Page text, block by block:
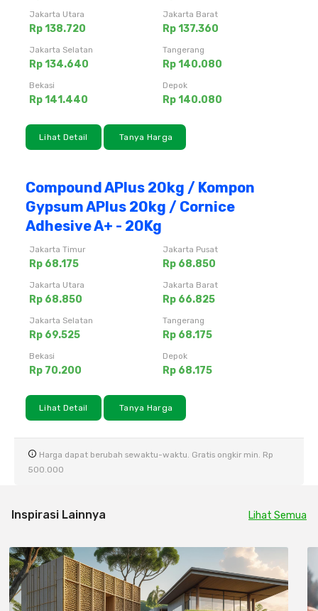
Jakarta Utara
Rp 138.720
Jakarta Barat
Rp 137.360
Jakarta Selatan
Rp 134.640
Tangerang
Rp 140.080
Bekasi
Rp 141.440
Depok
Rp 140.080
Lihat Detail Tanya Harga
Compound APlus 20kg / Kompon
Gypsum APlus 20kg / Cornice
Adhesive A+ - 20Kg
Jakarta Timur
Rp 68.175
Jakarta Pusat
Rp 68.850
Jakarta Utara
Rp 68.850
Jakarta Barat
Rp 66.825
Jakarta Selatan
Rp 69.525
Tangerang
Rp 68.175
Bekasi
Rp 70.200
Depok
Rp 68.175
Lihat Detail Tanya Harga
Harga dapat berubah sewaktu-waktu. Gratis ongkir min. Rp
500.000
Inspirasi Lainnya Lihat Semua